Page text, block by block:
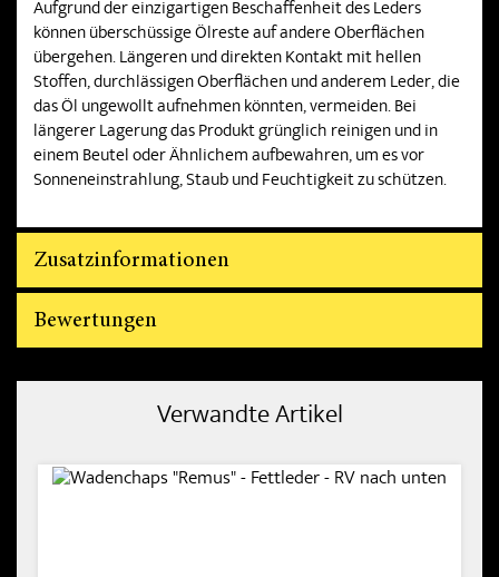
Aufgrund der einzigartigen Beschaffenheit des Leders
können überschüssige Ölreste auf andere Oberflächen
übergehen. Längeren und direkten Kontakt mit hellen
Stoffen, durchlässigen Oberflächen und anderem Leder, die
das Öl ungewollt aufnehmen könnten, vermeiden. Bei
längerer Lagerung das Produkt grünglich reinigen und in
einem Beutel oder Ähnlichem aufbewahren, um es vor
Sonneneinstrahlung, Staub und Feuchtigkeit zu schützen.
Zusatzinformationen
Bewertungen
Verwandte Artikel